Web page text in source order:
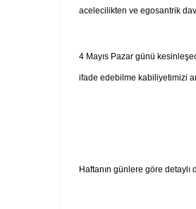
acelecilikten ve egosantrik
4 Mayıs Pazar günü
ifade edebilme kabiliyetimizi
Haftanın günlere göre